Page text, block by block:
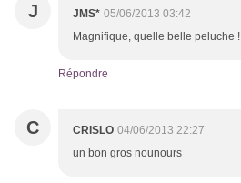
J JMS* 05/06/2013 03:42
Magnifique, quelle belle peluche !
Répondre
C CRISLO 04/06/2013 22:27
un bon gros nounours